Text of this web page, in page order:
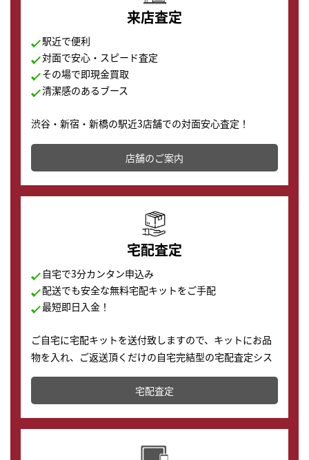
来店査定
駅近で便利
対面で安心・スピード査定
その場で即現金買取
清潔感のあるブース
渋谷・新宿・新橋の駅近3店舗での対面安心査定！
その場で現金買取致します。渋谷本店では、時計販売の
店舗を併設しており、下取りに出してお得に新しい時計
の購入もできます♪
店舗のご案内
宅配査定
自宅で3分カンタン申込み
配送でも安全な無料宅配キットをご手配
最短即日入金！
ご自宅に宅配キットを送付致しますので、キットにお品
物を入れ、ご返送頂くだけの自宅完結型の宅配査定シス
テムです。
配送でも簡単&安全に査定・買取に出すことが可能で
す。
宅配査定